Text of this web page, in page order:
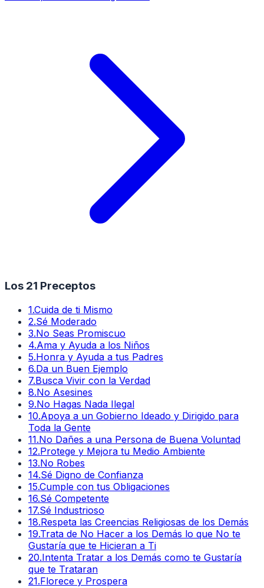
Los 21 Preceptos
1.Cuida de ti Mismo
2.Sé Moderado
3.No Seas Promiscuo
4.Ama y Ayuda a los Niños
5.Honra y Ayuda a tus Padres
6.Da un Buen Ejemplo
7.Busca Vivir con la Verdad
8.No Asesines
9.No Hagas Nada Ilegal
10.Apoya a un Gobierno Ideado y Dirigido para
Toda la Gente
11.No Dañes a una Persona de Buena Voluntad
12.Protege y Mejora tu Medio Ambiente
13.No Robes
14.Sé Digno de Confianza
15.Cumple con tus Obligaciones
16.Sé Competente
17.Sé Industrioso
18.Respeta las Creencias Religiosas de los Demás
19.Trata de No Hacer a los Demás lo que No te
Gustaría que te Hicieran a Ti
20.Intenta Tratar a los Demás como te Gustaría
que te Trataran
21.Florece y Prospera